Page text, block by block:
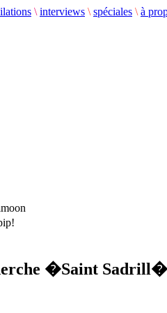
\ interviews \ spéciales \ à
�Saint Sadrill�